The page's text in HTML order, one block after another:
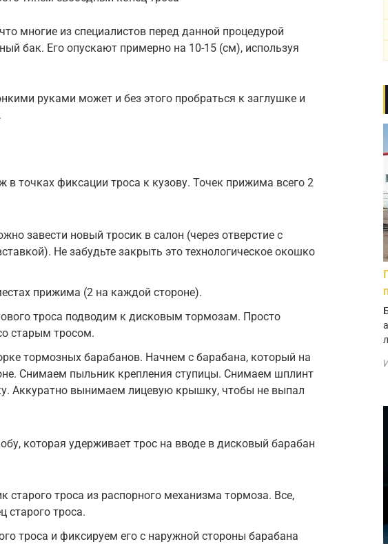
многие из специалистов перед данной процедурой
бак. Его опускают примерно на 10-15 (см), используя
руками может и без этого пробраться к заглушке и
в точках фиксации троса к кузову. Точек прижима всего 2
завести новый тросик в салон (через отверстие с
Не забудьте закрыть это технологическое окошко
прижима (2 на каждой стороне).
троса подводим к дисковым тормозам. Просто
старым тросом.
тормозных барабанов. Начнем с барабана, который на
Снимаем пыльник крепления ступицы. Снимаем шплинт
Аккуратно вынимаем лицевую крышку, чтобы не выпал
которая удерживает трос на вводе в дисковый барабан
старого троса из распорного механизма тормоза. Все,
старого троса.
троса и фиксируем его с наружной стороны барабана